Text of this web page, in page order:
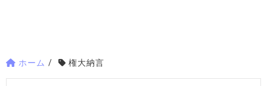
ホーム / 権大納言